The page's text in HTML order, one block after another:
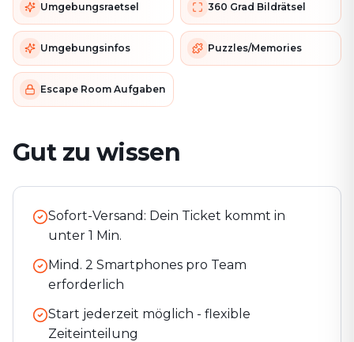
Umgebungsraetsel 360 Grad Bildrätsel
Umgebungsinfos Puzzles/Memories
Escape Room Aufgaben
Gut zu wissen
Sofort-Versand: Dein Ticket kommt in
unter 1 Min.
Mind. 2 Smartphones pro Team
erforderlich
Start jederzeit möglich - flexible
Zeiteinteilung